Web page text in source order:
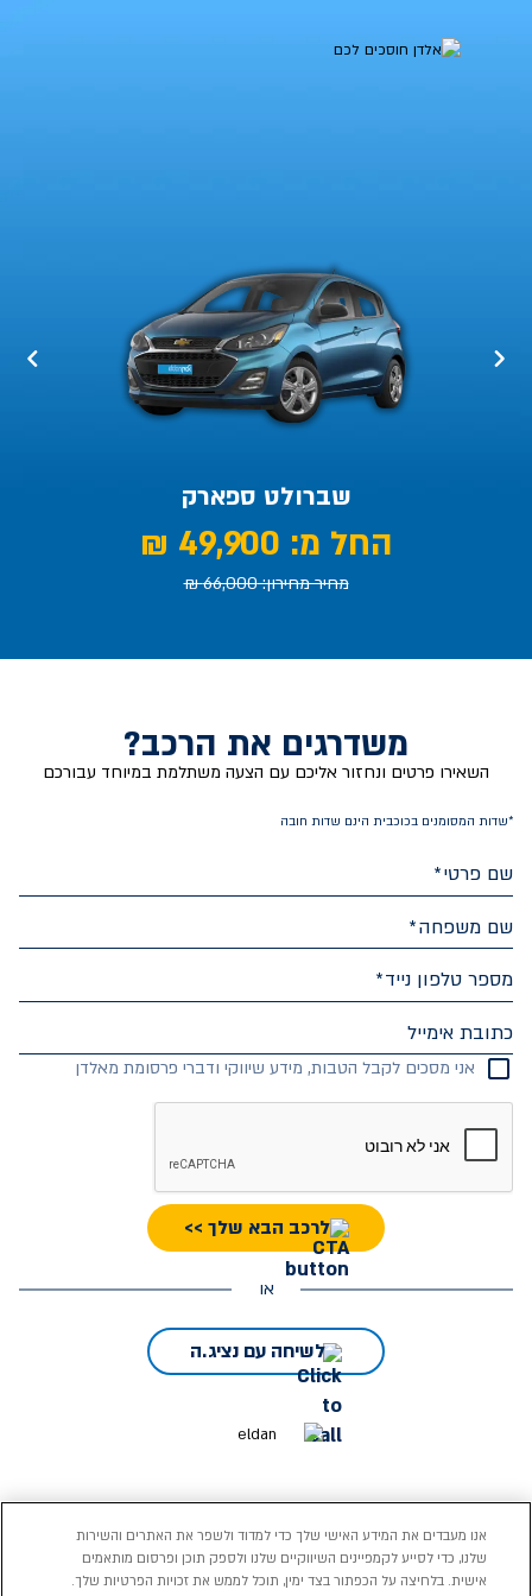
שברולט ספארק
החל מ: 49,900 ₪
מחיר מחירון: 66,000 ₪
משדרגים את הרכב?
השאירו פרטים ונחזור אליכם עם הצעה משתלמת במיוחד עבורכם
*שדות המסומנים בכוכבית הינם שדות חובה
שם פרטי
שם משפחה
מספר טלפון נייד
כתובת אימייל
אני מסכים לקבל הטבות, מידע שיווקי ודברי פרסומת מאלדן
לרכב הבא שלך >>
או
לשיחה עם נציג.ה
בכפוף לתקנוןהצהרת נגישות
אנו מעבדים את המידע האישי שלך כדי למדוד ולשפר את האתרים והשירות
שלנו, כדי לסייע לקמפיינים השיווקיים שלנו ולספק תוכן ופרסום מותאמים
אישית. בלחיצה על הכפתור בצד ימין, תוכל לממש את זכויות הפרטיות שלך.